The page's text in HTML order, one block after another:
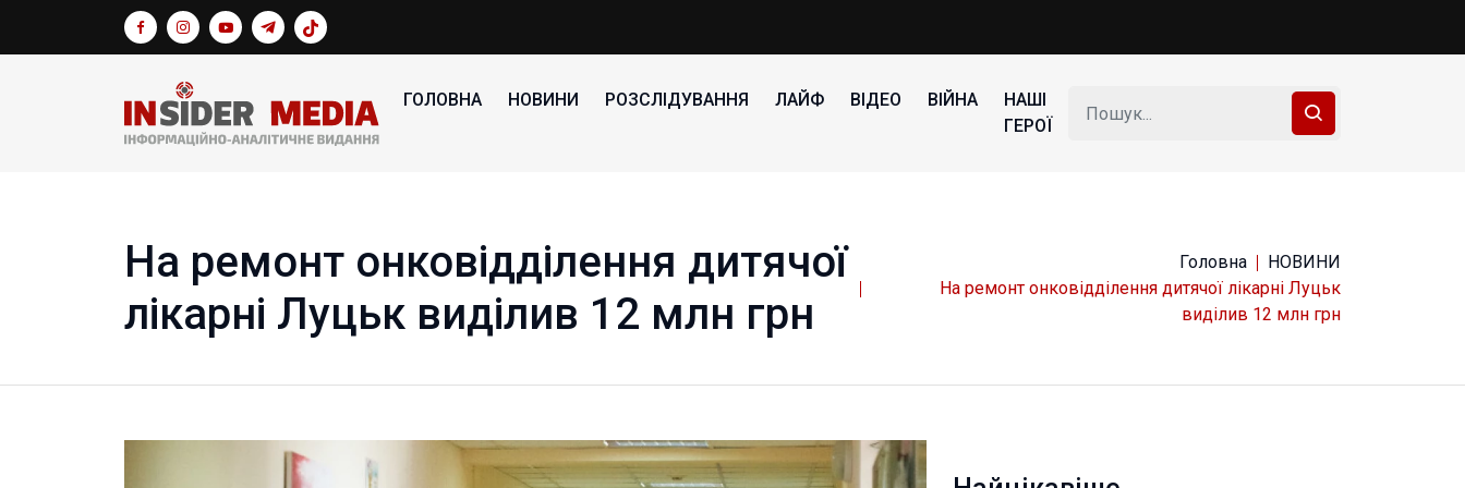
ГОЛОВНА НОВИНИ РОЗСЛІДУВАННЯ ЛАЙФ ВІДЕО ВІЙНА
НАШІ
ГЕРОЇ
На ремонт онковідділення дитячої
лікарні Луцьк виділив 12 млн грн
Головна
НОВИНИ
На ремонт онковідділення дитячої лікарні Луцьк
виділив 12 млн грн